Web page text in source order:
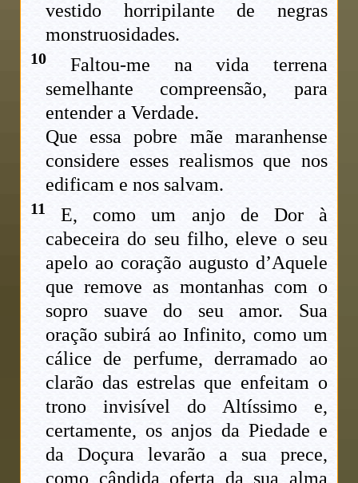
vestido horripilante de negras
monstruosidades.
10 Faltou-me na vida terrena
semelhante compreensão, para
entender a Verdade.
Que essa pobre mãe maranhense
considere esses realismos que nos
edificam e nos salvam.
11
E, como um anjo de Dor à
cabeceira do seu filho, eleve o seu
apelo ao coração augusto d’Aquele
que remove as montanhas com o
sopro suave do seu amor. Sua
oração subirá ao Infinito, como um
cálice de perfume, derramado ao
clarão das estrelas que enfeitam o
trono invisível do Altíssimo e,
certamente, os anjos da Piedade e
da Doçura levarão a sua prece,
como cândida oferta da sua alma